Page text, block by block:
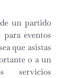
un partido
eventos
que asistas
o a un
servicios